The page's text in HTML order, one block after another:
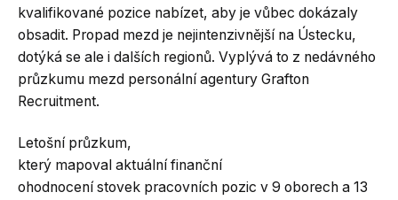
kvalifikované pozice nabízet, aby je vůbec dokázaly
obsadit. Propad mezd je nejintenzivnější na Ústecku,
dotýká se ale i dalších regionů. Vyplývá to z nedávného
průzkumu mezd personální agentury Grafton
Recruitment.
Letošní průzkum,
který mapoval aktuální finanční
ohodnocení stovek pracovních pozic v 9 oborech a 13